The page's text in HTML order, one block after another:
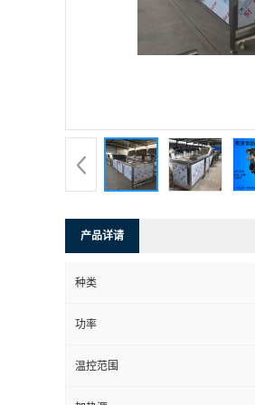
产品详请
种类
功率
温控范围